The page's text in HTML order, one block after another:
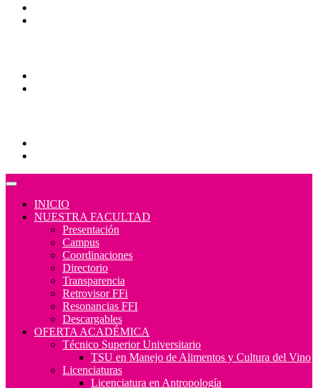
INICIO
NUESTRA FACULTAD
Presentación
Campus
Coordinaciones
Directorio
Transparencia
Retrovisor FFi
Resonancias FFI
Descargables
OFERTA ACADÉMICA
Técnico Superior Universitario
TSU en Manejo de Alimentos y Cultura del Vino
Licenciaturas
Licenciatura en Antropología